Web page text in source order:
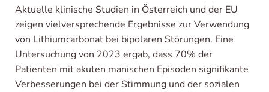
Aktuelle klinische Studien in Österreich und der EU
zeigen vielversprechende Ergebnisse zur Verwendung
von Lithiumcarbonat bei bipolaren Störungen. Eine
Untersuchung von 2023 ergab, dass 70% der
Patienten mit akuten manischen Episoden signifikante
Verbesserungen bei der Stimmung und der sozialen